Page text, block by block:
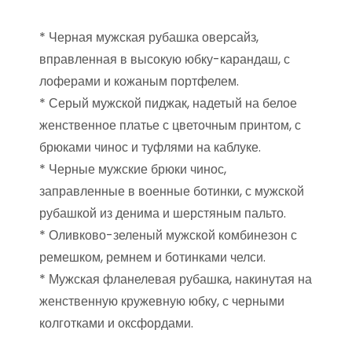
* Черная мужская рубашка оверсайз,
вправленная в высокую юбку-карандаш, с
лоферами и кожаным портфелем.
* Серый мужской пиджак, надетый на белое
женственное платье с цветочным принтом, с
брюками чинос и туфлями на каблуке.
* Черные мужские брюки чинос,
заправленные в военные ботинки, с мужской
рубашкой из денима и шерстяным пальто.
* Оливково-зеленый мужской комбинезон с
ремешком, ремнем и ботинками челси.
* Мужская фланелевая рубашка, накинутая на
женственную кружевную юбку, с черными
колготками и оксфордами.